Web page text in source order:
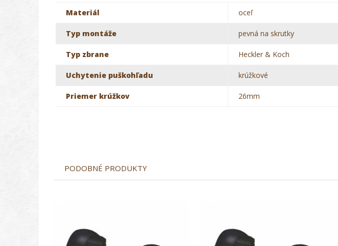
Materiál oceľ
Typ montáže pevná na skrutky
Typ zbrane Heckler & Koch
Uchytenie puškohľadu krúžkové
Priemer krúžkov 26mm
PODOBNÉ PRODUKTY